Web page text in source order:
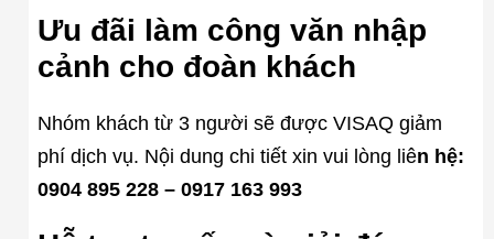
Ưu đãi làm công văn nhập
cảnh cho đoàn khách
Nhóm khách từ 3 người sẽ được VISAQ giảm
phí dịch vụ. Nội dung chi tiết xin vui lòng liên hệ:
0904 895 228 – 0917 163 993